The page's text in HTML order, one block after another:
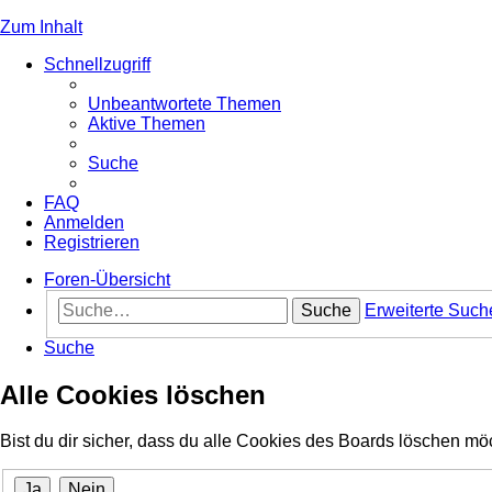
Zum Inhalt
Schnellzugriff
Unbeantwortete Themen
Aktive Themen
Suche
FAQ
Anmelden
Registrieren
Foren-Übersicht
Suche
Erweiterte
Suche
Alle Cookies löschen
Bist du dir sicher, dass du alle Cookies des Boards löschen